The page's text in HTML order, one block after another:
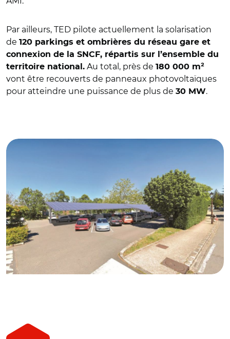
Par ailleurs, TED pilote actuellement la solarisation
de 120 parkings et ombrières du réseau gare et
connexion de la SNCF, répartis sur l’ensemble du
territoire national. Au total, près de 180 000 m²
vont être recouverts de panneaux photovoltaïques
pour atteindre une puissance de plus de 30 MW.